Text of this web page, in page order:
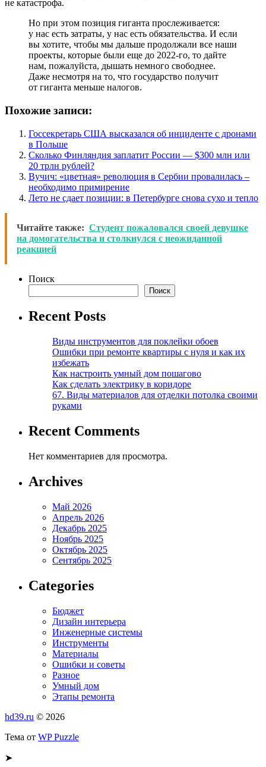
не катастрофа.
Но при этом позиция гиганта прослеживается:
у нас есть затраты, у нас есть обязательства. И если
вы хотите, чтобы мы дальше продолжали все наши
проекты, которые были еще до 2022-го, то дайте
нам, пожалуйста, дышать немного свободнее.
Даже несмотря на то, что государство получит
от гиганта меньше налогов.
Похожие записи:
Госсекретарь США высказался об инциденте с дронами
в Польше
Сколько Финляндия заплатит России — $300 млн или
20 трлн рублей?
Вучич: «цветная» революция в Сербии провалилась –
необходимо примирение
Лето не сдает позиции: в Петербурге снова сухо и тепло
Читайте также: Студент пожаловался своей девушке
на домогательства и столкнулся с неожиданной
реакцией
Поиск
Поиск
Recent Posts
Виды инструментов для поклейки обоев
Ошибки при ремонте квартиры с нуля и как их
избежать
Как настроить умный дом пошагово
Как сделать электрику в коридоре
67. Виды материалов для отделки потолка своими
руками
Recent Comments
Нет комментариев для просмотра.
Archives
Май 2026
Апрель 2026
Декабрь 2025
Ноябрь 2025
Октябрь 2025
Сентябрь 2025
Categories
Бюджет
Дизайн интерьера
Инженерные системы
Инструменты
Материалы
Ошибки и советы
Разное
Умный дом
Этапы ремонта
hd39.ru © 2026
Тема от WP Puzzle
➤